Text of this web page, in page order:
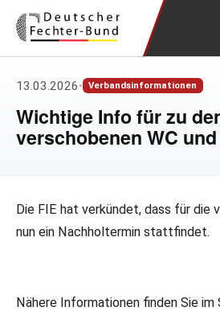
13.03.2026• Verbandsinformationen
Wichtige Info für zu
verschobenen WC und
Die FIE hat verkündet, dass für die
nun ein Nachholtermin stattfindet.
Nähere Informationen finden Sie im